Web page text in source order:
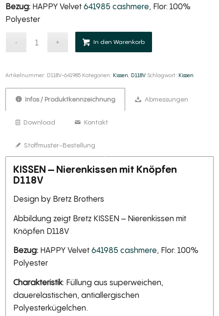
Bezug: HAPPY Velvet641985 cashmere, Flor: 100%
Polyester
In den Warenkorb
Artikelnummer: D118V-641985 Kategorien: Kissen, D118V Schlagwort: Kissen
Infos / Produktkennzeichnung Abmessungen
Download Kontakt
Stoffmuster-Bestellung
KISSEN – Nierenkissen mit Knöpfen
D118V
Design by Bretz Brothers
Abbildung zeigt Bretz KISSEN – Nierenkissen mit
Knöpfen D118V
Bezug: HAPPY Velvet641985 cashmere, Flor: 100%
Polyester
Charakteristik: Füllung aus superweichen,
dauerelastischen, antiallergischen
Polyesterkügelchen.